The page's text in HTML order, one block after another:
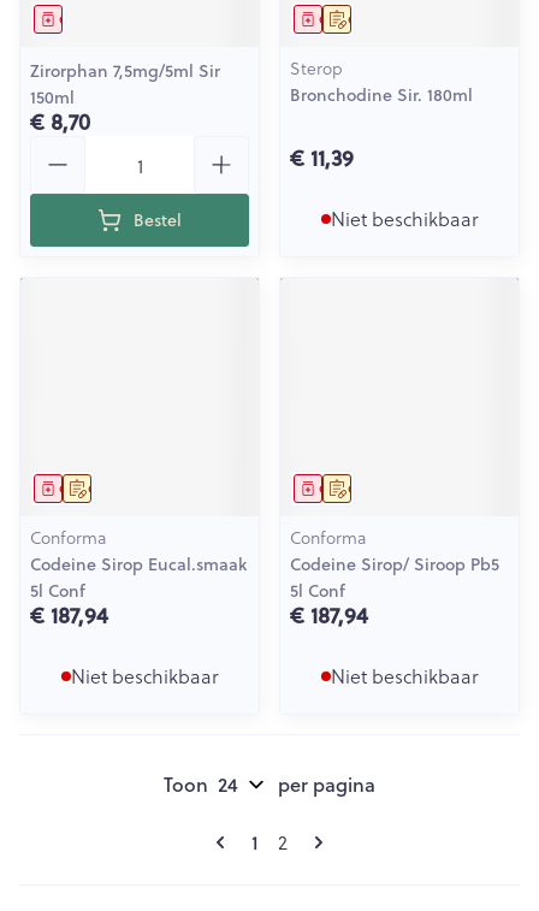
Geneesmiddel
Zirorphan 7,5mg/5ml Sir
150ml
€ 8,70
Bestel
Op voorschrift
Geneesmiddel
Sterop
Bronchodine Sir. 180ml
€ 11,39
Niet beschikbaar
Op voorschrift
Geneesmiddel
Conforma
Codeine Sirop Eucal.smaak
5l Conf
€ 187,94
Niet beschikbaar
Op voorschrift
Geneesmiddel
Conforma
Codeine Sirop/ Siroop Pb5
5l Conf
€ 187,94
Niet beschikbaar
Pagina's
U lees momenteel pagina
1 Pagina
2
Toon per pagina